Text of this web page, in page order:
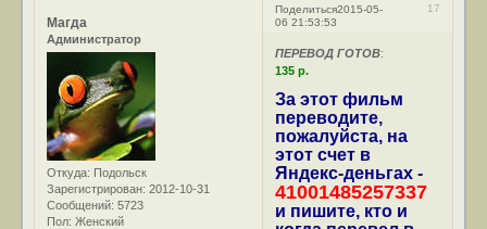
Поделиться 17
2015-05-
06 21:53:53
Магда
Администратор
Откуда: Подольск
Зарегистрирован: 2012-10-31
Сообщений: 5723
Пол: Женский
ПЕРЕВОД ГОТОВ:
135 р.
За этот фильм
переводите,
пожалуйста, на
этот счет в
Яндекс-деньгах -
41001485257337
и пишите, кто и